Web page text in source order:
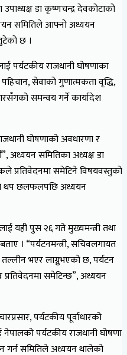
डा कृष्णचन्द्र देवकोटाको
समितिले आफ्नो अध्ययन
छ ।
पर्यटकीय राजधानी घोषणाका
सेवाको गुणात्मकता वृद्धि,
समन्वय गर्ने कार्यादेश
घोषणाको अवधारणा र
अध्ययन समितिका अध्यक्ष डा
प्रतिवेदनमा समेटिने विषयवस्तुको
थप छलफलपछि अध्ययन
यही पुस २६ गते मुख्यमन्त्री तथा
। “पर्यटनमन्त्री, सचिवलगायत
तल्लीन भएर लाग्नुभएको छ, पर्यटन
प्रतिवेदनमा समेटिन्छ”, अध्ययन
पर्यटकीय पूर्वाधारको
पर्यटकीय राजधानी घोषणा
गर्न समितिले अध्ययन थालेको